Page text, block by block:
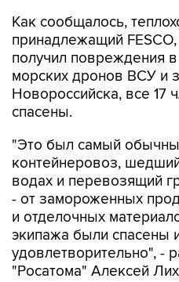
Как сообщалось,
принадлежащий FESCO,
получил повреждения в
морских дронов ВСУ и
Новороссийска, все 17
спасены.
"Это был самый
контейнеровоз,
водах и перевозящий
- от замороженных
и отделочных
экипажа были спасены
удовлетворительно", -
"Росатома" Алексей